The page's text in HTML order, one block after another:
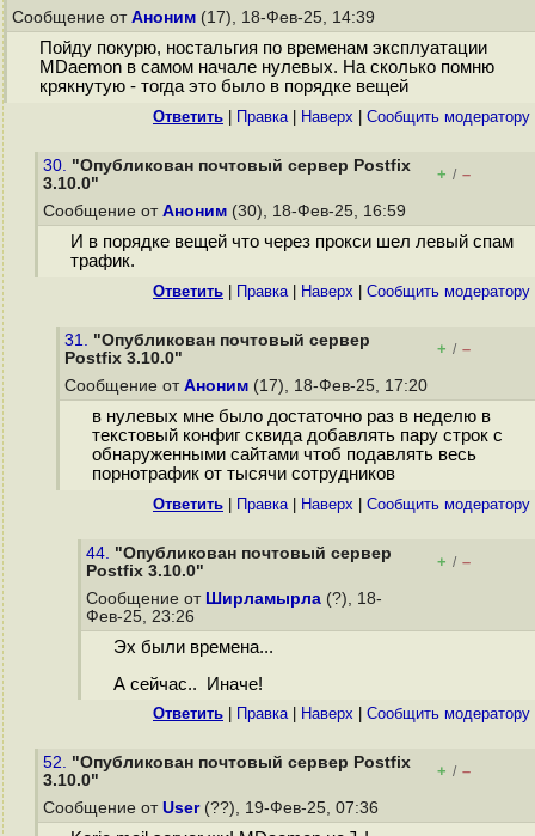
Сообщение от Аноним (17), 18-Фев-25, 14:39
Пойду покурю, ностальгия по временам эксплуатации
MDaemon в самом начале нулевых. На сколько помню
крякнутую - тогда это было в порядке вещей
Ответить Правка| Наверх Cообщить модератору
30. "Опубликован почтовый сервер Postfix
3.10.0"
+ / –
Сообщение от Аноним (30), 18-Фев-25, 16:59
И в порядке вещей что через прокси шел левый спам
трафик.
Ответить Правка| Наверх Cообщить модератору
31. "Опубликован почтовый сервер
Postfix 3.10.0"
+ / –
Сообщение от Аноним (17), 18-Фев-25, 17:20
в нулевых мне было достаточно раз в неделю в
текстовый конфиг сквида добавлять пару строк с
обнаруженными сайтами чтоб подавлять весь
порнотрафик от тысячи сотрудников
Ответить Правка| Наверх Cообщить модератору
44. "Опубликован почтовый сервер
Postfix 3.10.0"
+ / –
Сообщение от Ширламырла (?), 18-
Фев-25, 23:26
Эх были времена...
А сейчас.. Иначе!
Ответить Правка| Наверх Cообщить модератору
52. "Опубликован почтовый сервер Postfix
3.10.0"
+ / –
Сообщение от User(??), 19-Фев-25, 07:36